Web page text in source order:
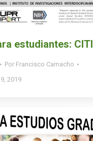
estudiantes: CITI
Por Francisco Camacho
2019